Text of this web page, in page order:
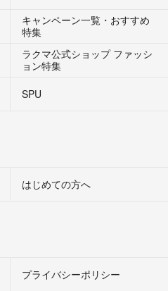
キャンペーン一覧・おすすめ
特集
ラクマ公式ショップ ファッシ
ョン特集
SPU
はじめての方へ
プライバシーポリシー